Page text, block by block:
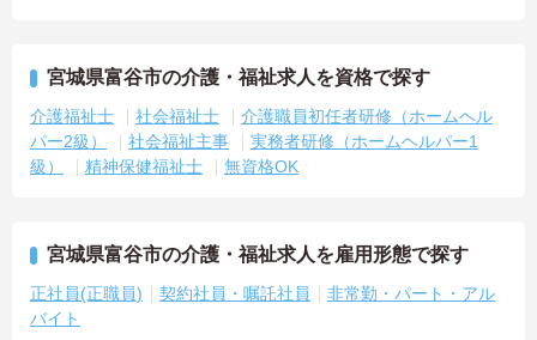
宮城県富谷市の介護・福祉求人を資格で探す
介護福祉士 社会福祉士
介護職員初任者研修（ホームヘル
パー2級）
社会福祉主事
実務者研修（ホームヘルパー1
級）
精神保健福祉士 無資格OK
宮城県富谷市の介護・福祉求人を雇用形態で探す
正社員(正職員) 契約社員・嘱託社員
非常勤・パート・アル
バイト